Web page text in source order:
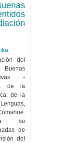
;
del
-
de la
de la
su
de
del